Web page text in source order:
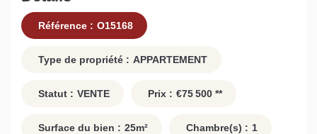
Référence : O15168
Type de propriété : APPARTEMENT
Statut : VENTE Prix : €75 500 **
Surface du bien : 25m² Chambre(s) : 1